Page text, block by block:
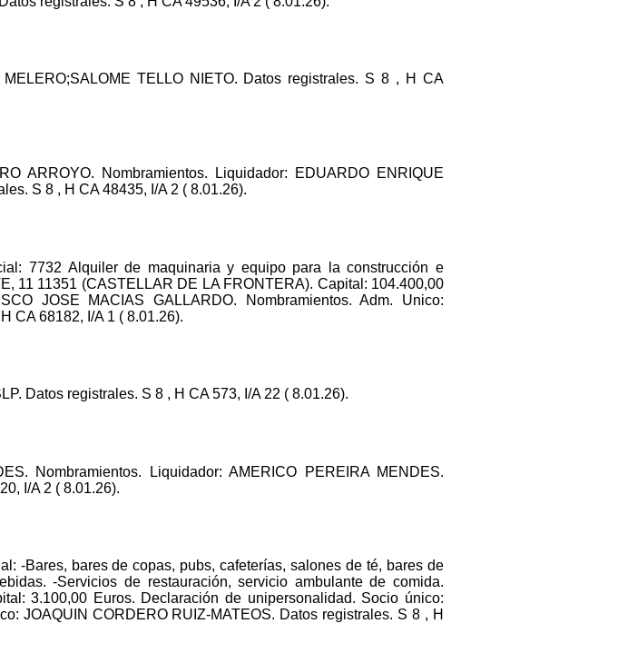
TELLO NIETO. Datos registrales. S 8 , H CA
ARROYO. Nombramientos. Liquidador: EDUARDO ENRIQUE
S 8 , H CA 48435, I/A 2 ( 8.01.26).
7732 Alquiler de maquinaria y equipo para la construcción e
11 11351 (CASTELLAR DE LA FRONTERA). Capital: 104.400,00
JOSE MACIAS GALLARDO. Nombramientos. Adm. Unico:
CA 68182, I/A 1 ( 8.01.26).
Datos registrales. S 8 , H CA 573, I/A 22 ( 8.01.26).
Nombramientos. Liquidador: AMERICO PEREIRA MENDES.
I/A 2 ( 8.01.26).
-Bares, bares de copas, pubs, cafeterías, salones de té, bares de
-Servicios de restauración, servicio ambulante de comida.
3.100,00 Euros. Declaración de unipersonalidad. Socio único:
JOAQUIN CORDERO RUIZ-MATEOS. Datos registrales. S 8 , H